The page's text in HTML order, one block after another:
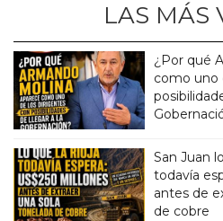
LAS MÁS
¿Por qué
como uno
San Juan
todavía
antes de
de cobre